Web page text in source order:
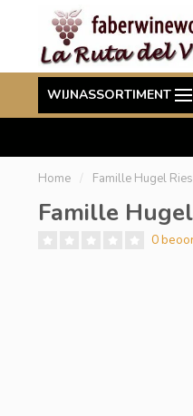
WIJNASSORTIMENT
Wij leveren ook aan België
Duitsland en Luxemburg
Home / Famille Hugel
Famille
0